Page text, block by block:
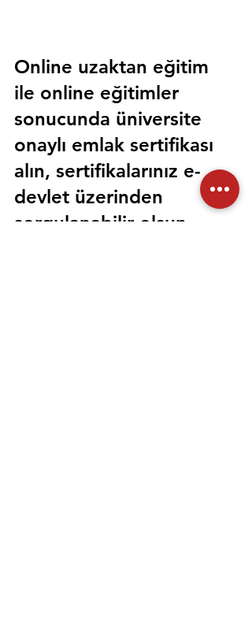
Online uzaktan eğitim
ile online eğitimler
sonucunda üniversite
onaylı emlak sertifikası
alın, sertifikalarınız e-
devlet üzerinden
sorgulanabilir olsun.